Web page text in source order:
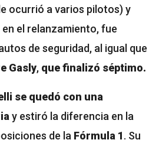
ocurrió a varios pilotos) y
el relanzamiento, fue
de seguridad, al igual que
Gasly, que finalizó séptimo.
se quedó con una
y estiró la diferencia en la
de la Fórmula 1. Su